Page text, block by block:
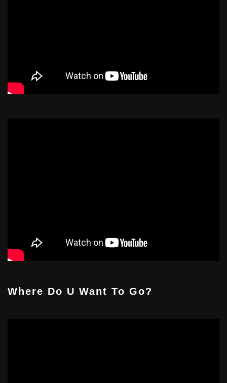
Where Do U Want To Go?